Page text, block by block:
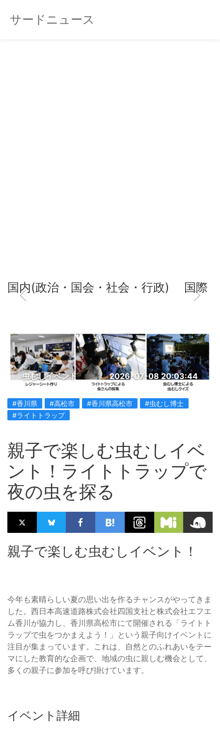
サードニュース
国内(政治・国会・社会・行政) 国際
虫むしイベント 2026-07-08 20:03:44
#香川県 #高松市 #香川県高松市
#虫むし博士
#ライトトラップ
親子で楽しむ虫むしイベ
ント！ライトトラップで
夜の虫を探る
親子で楽しむ虫むしイベント！
今年も素晴らしい夏の思い出を作るチャンスがやってきま
した。西日本高速道路株式会社四国支社と株式会社エフエ
ム香川が協力し、香川県高松市にて開催される「ライトト
ラップで虫をつかまえよう！」という親子向けイベントに
注目が集まっています。これは、自然とのふれあいをテー
マにした教育的な企画で、地域の虫に親しむ機会として、
多くの親子に参加を呼び掛けています。
イベント詳細